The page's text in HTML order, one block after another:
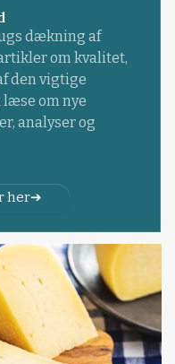
dækning af
om kvalitet,
den vigtige
om nye
analyser og
her